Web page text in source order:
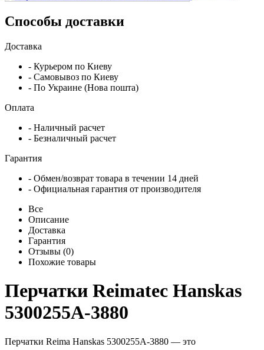
Способы доставки
Доставка
- Курьером по Киеву
- Самовывоз по Киеву
- По Украине (Нова пошта)
Оплата
- Наличный расчет
- Безналичный расчет
Гарантия
- Обмен/возврат товара в течении 14 дней
- Официальная гарантия от производителя
Все
Описание
Доставка
Гарантия
Отзывы (0)
Похожие товары
Перчатки Reimatec Hanskas
5300255A-3880
Перчатки Reima Hanskas 5300255A-3880 — это